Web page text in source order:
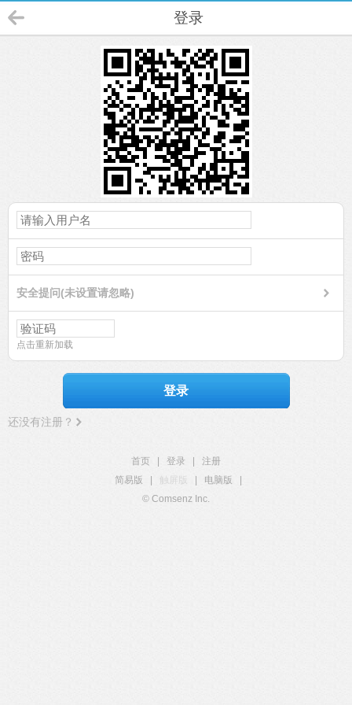
登录
安全提问(未设置请忽略)
点击重新加载
登录
还没有注册？
首页 登录
注册
简易版
触屏版 电脑版
© Comsenz Inc.